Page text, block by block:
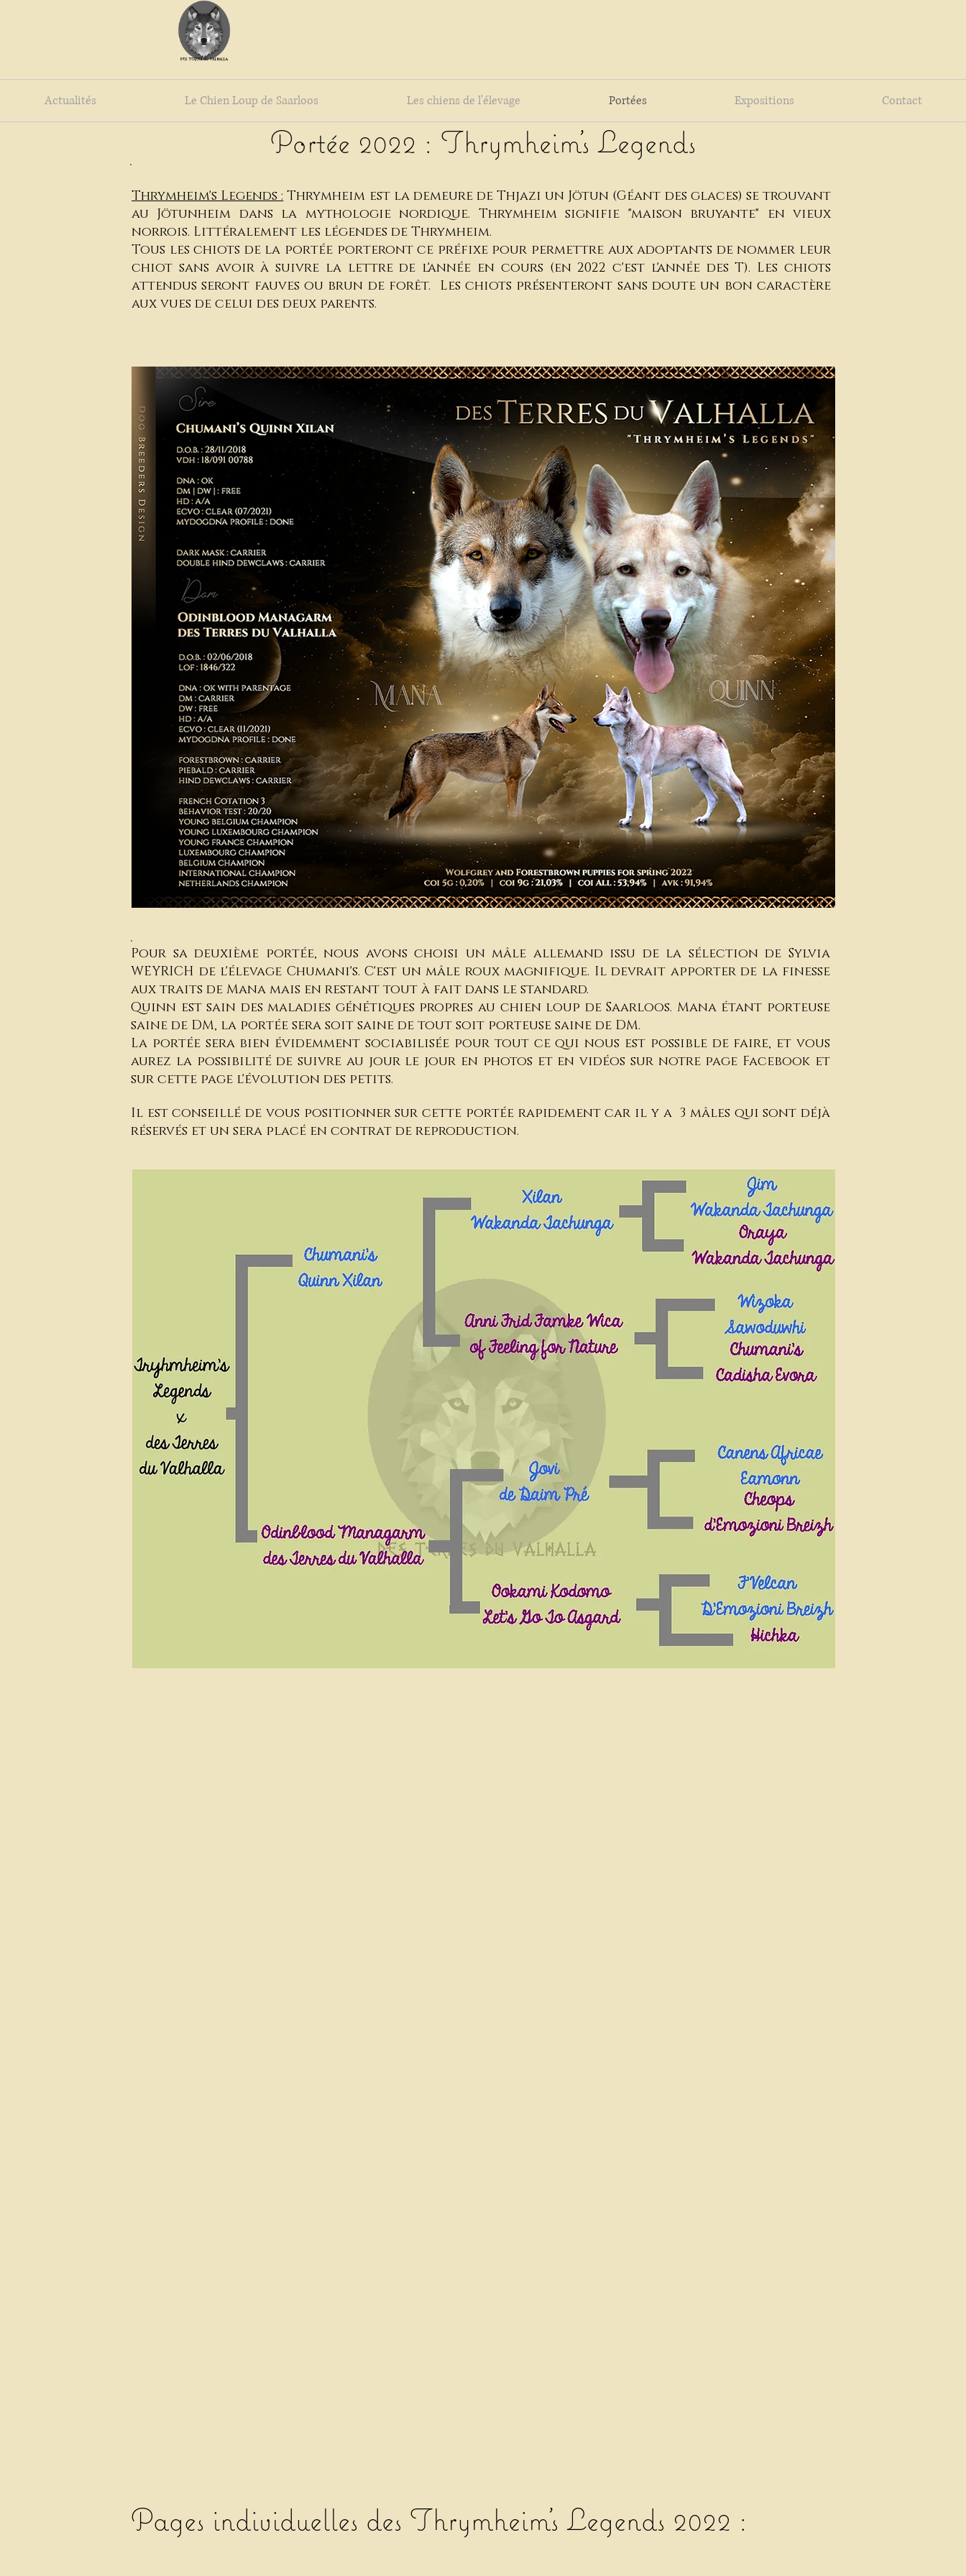
Actualités Le Chien Loup de Saarloos Les chiens de l'élevage Portées Expositions Contact
Portée 2022 : Thrymheim's Legends
Thrymheim's Legends :Thrymheim est la demeure de Thjazi un Jötun (Géant des glaces) se trouvant
au Jötunheim dans la mythologie nordique. Thrymheim signifie "maison bruyante" en vieux
norrois. Littéralement les légendes de Thrymheim.
Tous les chiots de la portée porteront ce préfixe pour permettre aux adoptants de nommer leur
chiot sans avoir à suivre la lettre de l'année en cours (en 2022 c'est l'année des T). Les chiots
attendus seront fauves ou brun de forêt. Les chiots présenteront sans doute un bon caractère
aux vues de celui des deux parents.
Pour sa deuxième portée, nous avons choisi un mâle allemand issu de la sélection de Sylvia
WEYRICH de l'élevage Chumani's. C'est un mâle roux magnifique. Il devrait apporter de la finesse
aux traits de Mana mais en restant tout à fait dans le standard.
Quinn est sain des maladies génétiques propres au chien loup de Saarloos. Mana étant porteuse
saine de DM, la portée sera soit saine de tout soit porteuse saine de DM.
La portée sera bien évidemment sociabilisée pour tout ce qui nous est possible de faire, et vous
aurez la possibilité de suivre au jour le jour en photos et en vidéos sur notre page Facebook et
sur cette page l'évolution des petits.
Il est conseillé de vous positionner sur cette portée rapidement car il y a 3 mâles qui sont déjà
réservés et un sera placé en contrat de reproduction.
Pages individuelles des Thrymheim's Legends 2022 :